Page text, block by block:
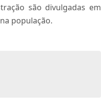
são divulgadas em
população.